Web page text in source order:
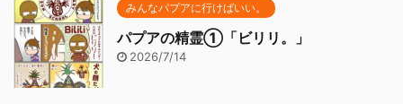
みんなパプアに行けばいい。
パプアの精霊①「ビリリ。」
2026/7/14